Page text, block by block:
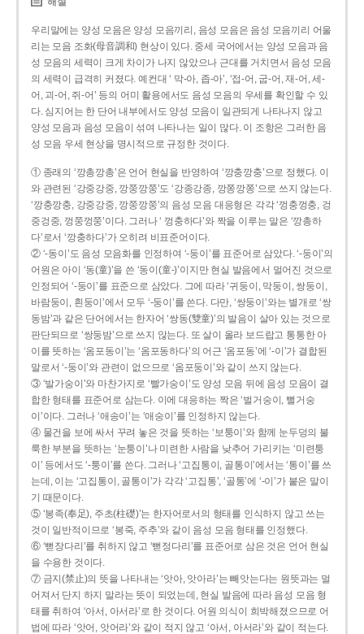
우리말에는 양성 모음은 양성 모음끼리, 음성 모음은 음성 모음끼리 어울
리는 모음 조화(母音調和) 현상이 있다. 중세 국어에서는 양성 모음과 음
성 모음의 세력이 크게 차이가 나지 않았으나 근대를 거치면서 음성 모음
의 세력이 급격히 커졌다. 예컨대 ‘ 막-아, 좁-아’, ‘접-어, 굽-어, 재-어, 세-
어, 괴-어, 쥐-어’ 등의 어미 활용에서도 음성 모음의 우세를 확인할 수 있
다. 심지어는 한 단어 내부에서도 양성 모음이 일관되게 나타나지 않고
양성 모음과 음성 모음이 섞여 나타나는 일이 많다. 이 조항은 그러한 음
성 모음 우세 현상을 명시적으로 규정한 것이다.
① 종래의 ‘깡총깡총’은 언어 현실을 반영하여 ‘깡충깡충’으로 정했다. 이
와 관련된 ‘강중강중, 깡쭝깡쭝’도 ‘강종강종, 깡쫑깡쫑’으로 쓰지 않는다.
‘깡충깡충, 강중강중, 깡쭝깡쭝’의 음성 모음 대응형은 각각 ‘껑충껑충, 겅
중겅중, 껑쭝껑쭝’이다. 그러나 ‘ 껑충하다’와 짝을 이루는 말은 ‘깡총하
다’로서 ‘깡충하다’가 오히려 비표준어이다.
② ‘-동이’도 음성 모음화를 인정하여 ‘-둥이’를 표준어로 삼았다. ‘-둥이’의
어원은 아이 ‘동(童)’을 쓴 ‘동이(童-)’이지만 현실 발음에서 멀어진 것으로
인정되어 ‘-둥이’를 표준으로 삼았다. 그에 따라 ‘귀둥이, 막둥이, 쌍둥이,
바람둥이, 흰둥이’에서 모두 ‘-둥이’를 쓴다. 다만, ‘쌍둥이’와는 별개로 ‘쌍
동밤’과 같은 단어에서는 한자어 ‘쌍동(雙童)’의 발음이 살아 있는 것으로
판단되므로 ‘쌍둥밤’으로 쓰지 않는다. 또 살이 올라 보드랍고 통통한 아
이를 뜻하는 ‘옴포동이’는 ‘옴포동하다’의 어근 ‘옴포동’에 ‘-이’가 결합된
말로서 ‘-둥이’와 관련이 없으므로 ‘옴포둥이’와 같이 쓰지 않는다.
③ ‘발가숭이’와 마찬가지로 ‘빨가숭이’도 양성 모음 뒤에 음성 모음이 결
합한 형태를 표준어로 삼는다. 이에 대응하는 짝은 ‘벌거숭이, 뻘거숭
이’이다. 그러나 ‘애송이’는 ‘애숭이’를 인정하지 않는다.
④ 물건을 보에 싸서 꾸려 놓은 것을 뜻하는 ‘보퉁이’와 함께 눈두덩의 불
룩한 부분을 뜻하는 ‘눈퉁이’나 미련한 사람을 낮추어 가리키는 ‘미련퉁
이’ 등에서도 ‘-퉁이’를 쓴다. 그러나 ‘고집통이, 골통이’에서는 ‘통이’를 쓰
는데, 이는 ‘고집통이, 골통이’가 각각 ‘고집통’, ‘골통’에 ‘-이’가 붙은 말이
기 때문이다.
⑤ ‘봉족(奉足), 주초(柱礎)’는 한자어로서의 형태를 인식하지 않고 쓰는
것이 일반적이므로 ‘봉죽, 주추’와 같이 음성 모음 형태를 인정했다.
⑥ ‘뻗장다리’를 취하지 않고 ‘뻗정다리’를 표준어로 삼은 것은 언어 현실
을 수용한 것이다.
⑦ 금지(禁止)의 뜻을 나타내는 ‘앗아, 앗아라’는 빼앗는다는 원뜻과는 멀
어져서 단지 하지 말라는 뜻이 되었는데, 현실 발음에 따라 음성 모음 형
태를 취하여 ‘아서, 아서라’로 한 것이다. 어원 의식이 희박해졌으므로 어
법에 따라 ‘앗어, 앗어라’와 같이 적지 않고 ‘아서, 아서라’와 같이 적는다.